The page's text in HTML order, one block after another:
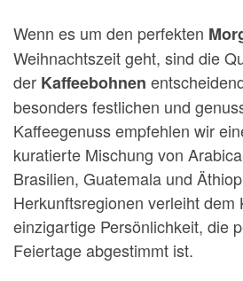
Wenn es um den perfekten
Weihnachtszeit geht, sind die
der Kaffeebohnen
besonders festlichen und
Kaffeegenuss empfehlen wir
kuratierte Mischung von
Brasilien, Guatemala und
Herkunftsregionen verleiht dem
einzigartige Persönlichkeit, die
Feiertage abgestimmt ist.